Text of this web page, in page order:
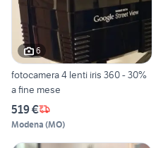
6
fotocamera 4 lenti iris 360 - 30%
a fine mese
519 €
Modena (MO)